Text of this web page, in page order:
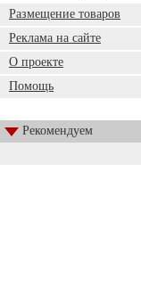
Размещение товаров
Реклама на сайте
О проекте
Помощь
Рекомендуем